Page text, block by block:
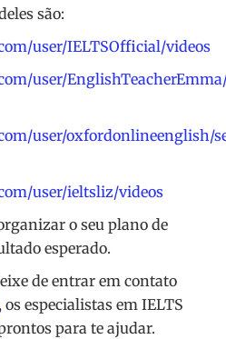
são:
user/IELTSOfficial/videos
user/
user/oxfordonlineenglish/
user/ieltsliz/videos
o seu plano de
esperado.
de entrar em contato
, os especialistas em IELTS
para te ajudar.